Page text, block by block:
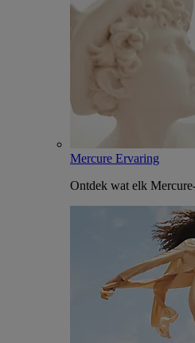
Mercure Ervaring
Ontdek wat elk